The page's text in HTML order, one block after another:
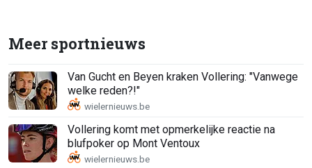
Meer sportnieuws
Van Gucht en Beyen kraken Vollering: "Vanwege
welke reden?!"
Vollering komt met opmerkelijke reactie na
blufpoker op Mont Ventoux